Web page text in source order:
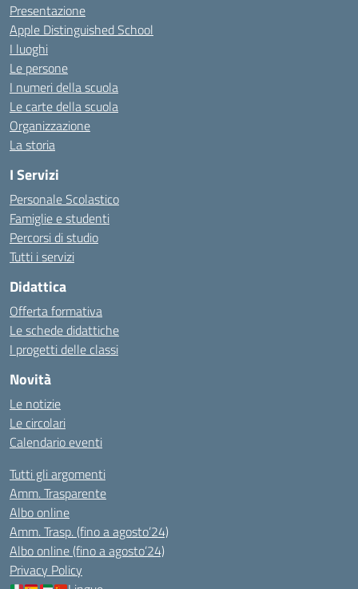
Presentazione
Apple Distinguished School
I luoghi
Le persone
I numeri della scuola
Le carte della scuola
Organizzazione
La storia
I Servizi
Personale Scolastico
Famiglie e studenti
Percorsi di studio
Tutti i servizi
Didattica
Offerta formativa
Le schede didattiche
I progetti delle classi
Novità
Le notizie
Le circolari
Calendario eventi
Tutti gli argomenti
Amm. Trasparente
Albo online
Amm. Trasp. (fino a agosto’24)
Albo online (fino a agosto’24)
Privacy Policy